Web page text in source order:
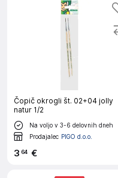
Čopič okrogli št. 02+04 jolly
natur 1/2
Na voljo v 3-6 delovnih dneh
Prodajalec PIGO d.o.o.
3 64 €